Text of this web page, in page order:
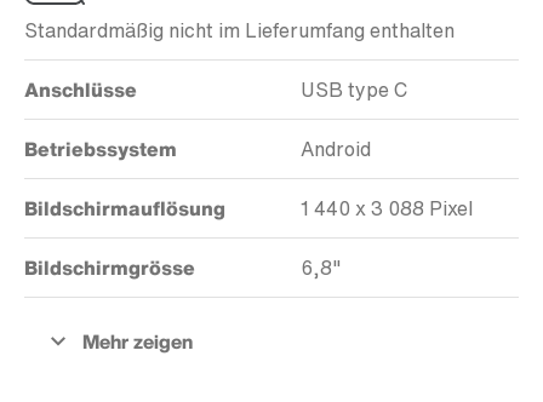
Standardmäßig nicht im Lieferumfang enthalten
Anschlüsse USB type C
Betriebssystem Android
Bildschirmauflösung 1 440 x 3 088 Pixel
Bildschirmgrösse 6,8"